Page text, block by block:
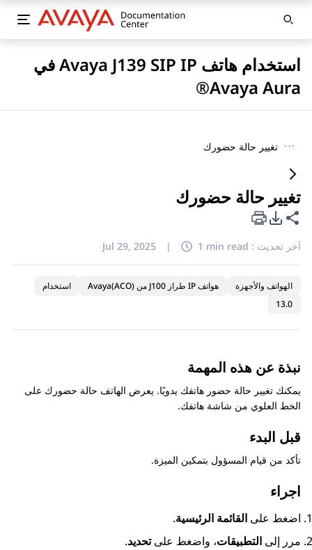
استخدام هاتف Avaya J139 SIP IP في
Avaya Aura®
··· تغيير حالة حضورك
تغيير حالة حضورك
مشاركة هذه الصفحة
خيارات تصدير PDF
آخر تحديث : Jul 29, 2025 | 1 min read
الهواتف والأجهزة هواتف IP طراز J100 من Avaya(ACO)
استخدام
13.0
نبذة عن هذه المهمة
يمكنك تغيير حالة حضور هاتفك يدويًا. يعرض الهاتف حالة حضورك على
الخط العلوي من شاشة هاتفك.
قبل البدء
تأكد من قيام المسؤول بتمكين الميزة.
اجراء
اضغط على القائمة الرئيسية.
مرر إلى التطبيقات، واضغط علىتحديد.